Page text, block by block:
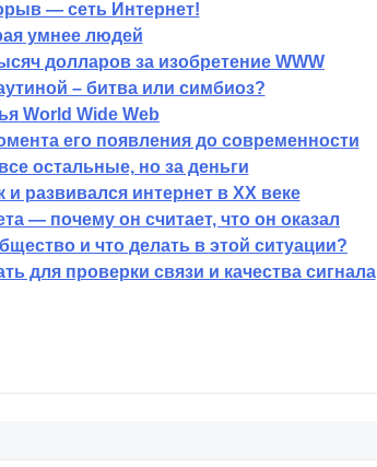
— сеть Интернет!
умнее людей
долларов за изобретение WWW
– битва или симбиоз?
World Wide Web
его появления до современности
остальные, но за деньги
развивался интернет в XX веке
— почему он считает, что он оказал
и что делать в этой ситуации?
для проверки связи и качества сигнала